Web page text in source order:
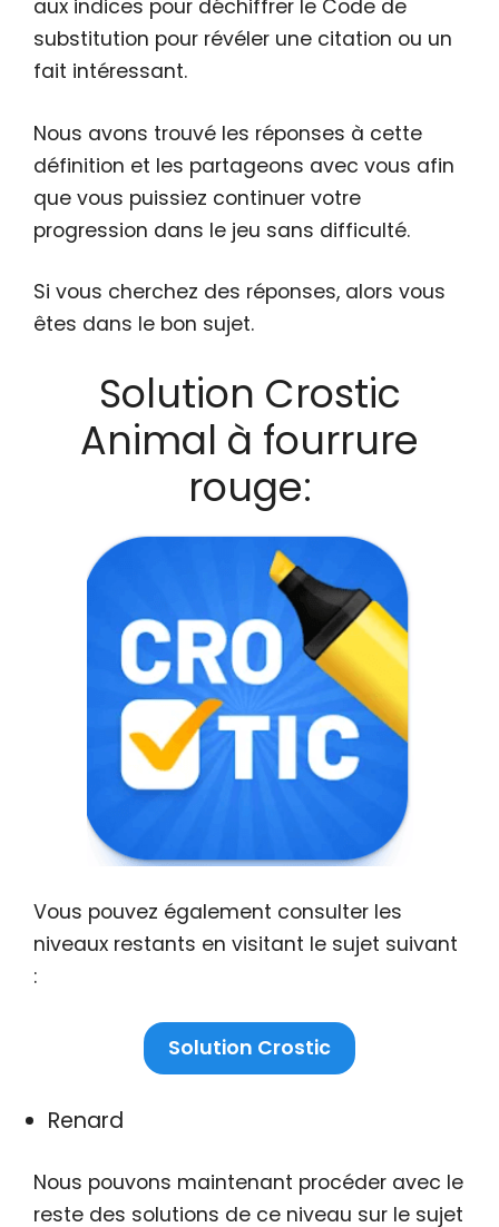
aux indices pour déchiffrer le Code de
substitution pour révéler une citation ou un
fait intéressant.
Nous avons trouvé les réponses à cette
définition et les partageons avec vous afin
que vous puissiez continuer votre
progression dans le jeu sans difficulté.
Si vous cherchez des réponses, alors vous
êtes dans le bon sujet.
Solution Crostic
Animal à fourrure
rouge:
Vous pouvez également consulter les
niveaux restants en visitant le sujet suivant
:
Solution Crostic
Renard
Nous pouvons maintenant procéder avec le
reste des solutions de ce niveau sur le sujet